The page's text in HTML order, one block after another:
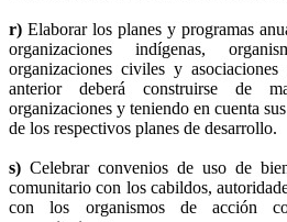
r) Elaborar los planes y programas
organizaciones indígenas,
organizaciones civiles y
anterior deberá construirse de
organizaciones y teniendo en cuenta
de los respectivos planes de desarrollo.
s) Celebrar convenios de uso de
comunitario con los cabildos,
con los organismos de acción